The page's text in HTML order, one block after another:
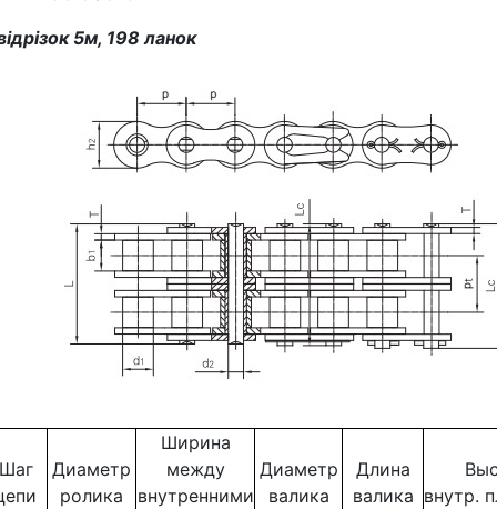
5м, 198 ланок
Диаметр
ролика
Ширина
между
внутренними
Диаметр
валика
Длина
валика внутр.